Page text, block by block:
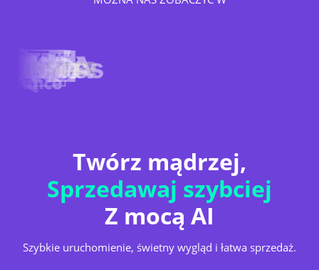
Twórz mądrzej,
Sprzedawaj szybciej
Z mocą AI
Szybkie uruchomienie, świetny wygląd i łatwa sprzedaż.